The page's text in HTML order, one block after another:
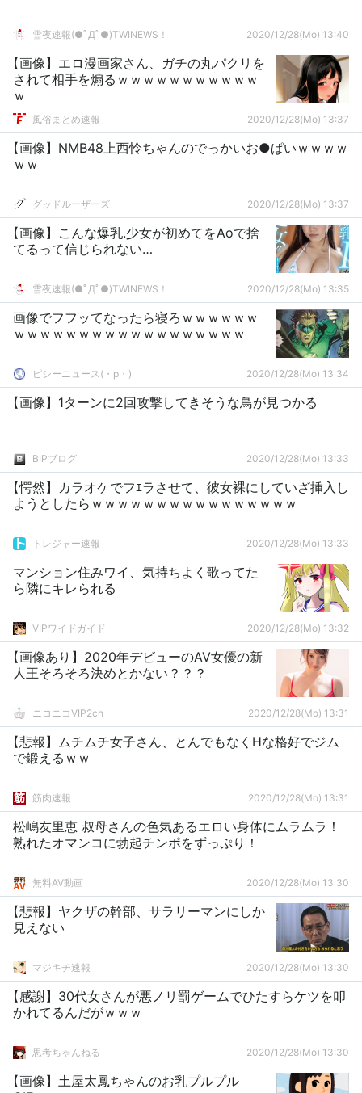
雪夜速報(●ﾟДﾟ●)TWINEWS！ 2020/12/28(Mo) 13:40
【画像】エロ漫画家さん、ガチの丸パクリを
されて相手を煽るｗｗｗｗｗｗｗｗｗｗｗ
ｗ
風俗まとめ速報 2020/12/28(Mo) 13:37
【画像】NMB48上西怜ちゃんのでっかいお●ぱいｗｗｗｗ
ｗｗ
グッドルーザーズ 2020/12/28(Mo) 13:37
【画像】こんな爆乳.少女が初めてをAoで捨
てるって信じられない…
雪夜速報(●ﾟДﾟ●)TWINEWS！ 2020/12/28(Mo) 13:35
画像でフフッてなったら寝ろｗｗｗｗｗｗ
ｗｗｗｗｗｗｗｗｗｗｗｗｗｗｗｗｗｗ
ピシーニュース(・p・)ゞ 2020/12/28(Mo) 13:34
【画像】1ターンに2回攻撃してきそうな鳥が見つかる
BIPブログ 2020/12/28(Mo) 13:33
【愕然】カラオケでフｴラさせて、彼女裸にしていざ挿入し
ようとしたらｗｗｗｗｗｗｗｗｗｗｗｗｗｗｗｗ
トレジャー速報 2020/12/28(Mo) 13:33
マンション住みワイ、気持ちよく歌ってた
ら隣にキレられる
VIPワイドガイド 2020/12/28(Mo) 13:32
【画像あり】2020年デビューのAV女優の新
人王そろそろ決めとかない？？？
ニコニコVIP2ch 2020/12/28(Mo) 13:31
【悲報】ムチムチ女子さん、とんでもなくHな格好でジム
で鍛えるｗｗ
筋肉速報 2020/12/28(Mo) 13:31
松嶋友里恵 叔母さんの色気あるエロい身体にムラムラ！
熟れたオマンコに勃起チンポをずっぷり！
無料AV動画 2020/12/28(Mo) 13:30
【悲報】ヤクザの幹部、サラリーマンにしか
見えない
マジキチ速報 2020/12/28(Mo) 13:30
【感謝】30代女さんが悪ノリ罰ゲームでひたすらケツを叩
かれてるんだがｗｗｗ
思考ちゃんねる 2020/12/28(Mo) 13:30
【画像】土屋太鳳ちゃんのお乳プルプル